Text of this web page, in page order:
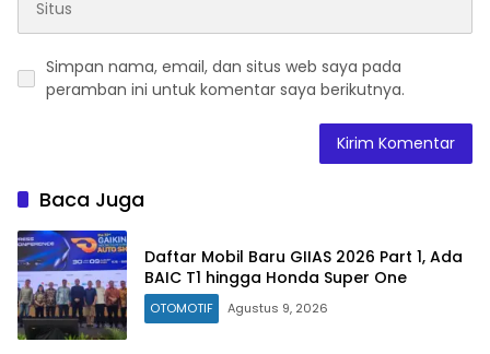
Simpan nama, email, dan situs web saya pada
peramban ini untuk komentar saya berikutnya.
Baca Juga
Daftar Mobil Baru GIIAS 2026 Part 1, Ada
BAIC T1 hingga Honda Super One
OTOMOTIF Agustus 9, 2026